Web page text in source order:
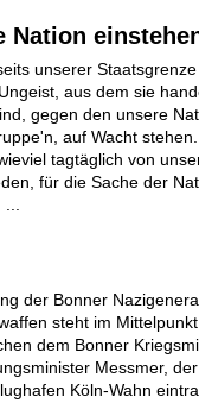
Nation
unserer
aus dem sie
gegen den unsere
auf Wacht
tagtäglich von
für die Sache der
der Bonner
steht im
dem Bonner
Messmer,
Köln-Wahn